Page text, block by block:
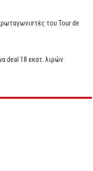
του Tour de
deal 18 εκατ. λιρών